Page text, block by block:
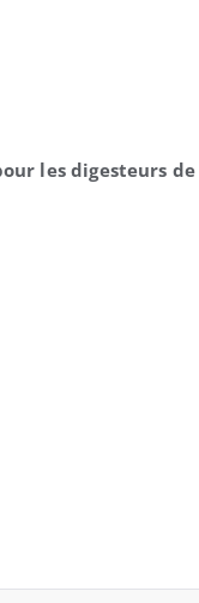
les digesteurs de